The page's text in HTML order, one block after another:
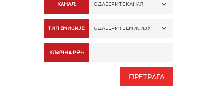
КАНАЛ: ОДАБЕРИТЕ КАНАЛ
РАДИО БЕОГРАД 1
РАДИО БЕОГРАД 3
ТИП ЕМИСИЈЕ: ОДАБЕРИТЕ ЕМИСИЈУ
ИНФО
КЉУЧНА РЕЧ: